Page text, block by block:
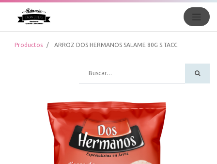
Productos ARROZ DOS HERMANOS SALAME 80G S.TACC